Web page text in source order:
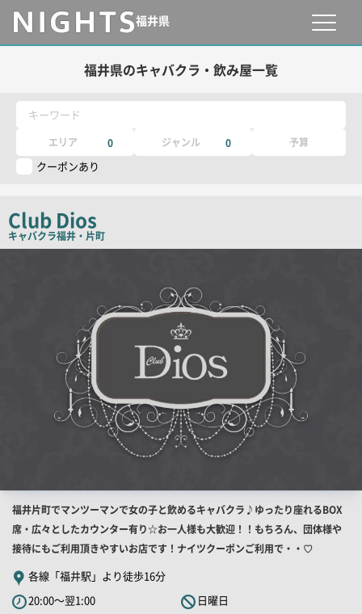
福井県
福井県のキャバクラ・飲み屋一覧
キーワード
エリア 0 ジャンル 0 予算
クーポンあり
Club Dios
キャバクラ福井・片町
店
店
舗
PR
キ
ャ
ッ
福井片町でマンツーマンで女の子と飲めるキャバクラ♪ゆったり座れるBOX
席・広々としたカウンター有り☆お一人様も大歓迎！！もちろん、団体様や
接待にもご利用頂きやすいお店です！ナイツクーポンご利用で・・♡
各線「福井駅」より徒歩16分
20:00～翌1:00
日曜日